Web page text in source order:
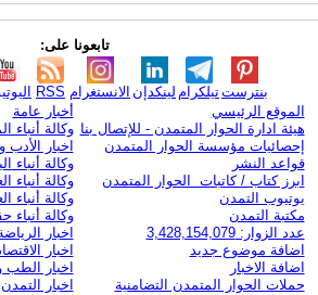
تابعونا على:
RSS الانستغرام لينكدإن تيلكرامبنترست
الموقع الرئيسي
هيئة ادارة الحوار المتمدن - للإتصال بنا
إحصائيات مؤسسة الحوار المتمدن
قواعد النشر
ابرز كتاب / كاتبات الحوار المتمدن
يوتيوب التمدن
مكتبة التمدن
عدد الزوار: 3,428,154,079
اضافة موضوع جديد
اضافة الاخبار
حملات الحوار المتمدن التضامنية
أخبار عامة
وكالة أنباء
اخبار الأدب
وكالة أنباء
وكالة أنباء
وكالة أنباء
وكالة أنباء
اخبار
اخبار
اخبار الطب
اخبار التمدن